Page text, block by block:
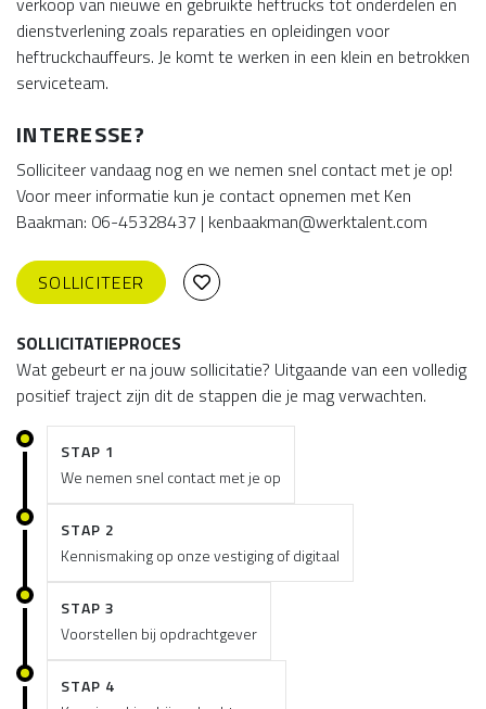
dienstverlening zoals reparaties en opleidingen voor
heftruckchauffeurs. Je komt te werken in een klein en betrokken
serviceteam.
INTERESSE?
Solliciteer vandaag nog en we nemen snel contact met je op!
Voor meer informatie kun je contact opnemen met Ken
Baakman: 06-45328437 | kenbaakman@werktalent.com
SOLLICITEER
SOLLICITATIEPROCES
Wat gebeurt er na jouw sollicitatie? Uitgaande van een volledig
positief traject zijn dit de stappen die je mag verwachten.
STAP 1
We nemen snel contact met je op
STAP 2
Kennismaking op onze vestiging of digitaal
STAP 3
Voorstellen bij opdrachtgever
STAP 4